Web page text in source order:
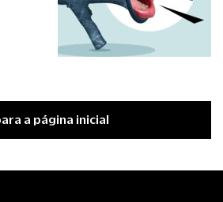
a página inicial